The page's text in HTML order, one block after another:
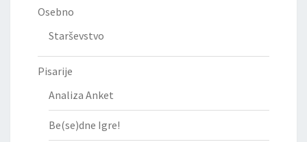
Osebno
Starševstvo
Pisarije
Analiza Anket
Be(se)dne Igre!